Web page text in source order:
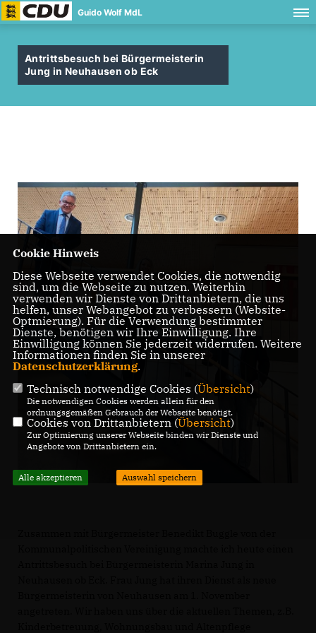
Guido Wolf MdL
Antrittsbesuch bei Bürgermeisterin
Jung in Neuhausen ob Eck
Cookie Hinweis
Diese Webseite verwendet Cookies, die notwendig
sind, um die Webseite zu nutzen. Weiterhin
verwenden wir Dienste von Drittanbietern, die uns
helfen, unser Webangebot zu verbessern (Website-
Optmierung). Für die Verwendung bestimmter
Dienste, benötigen wir Ihre Einwilligung. Ihre
Einwilligung können Sie jederzeit widerrufen. Weitere
Informationen finden Sie in unserer
Datenschutzerklärung.
Technisch notwendige Cookies (Übersicht)
Die notwendigen Cookies werden allein für den
ordnungsgemäßen Gebrauch der Webseite benötigt.
Cookies von Drittanbietern (Übersicht)
Zur Optimierung unserer Webseite binden wir Dienste und
Angebote von Drittanbietern ein.
Alle akzeptieren Auswahl speichern